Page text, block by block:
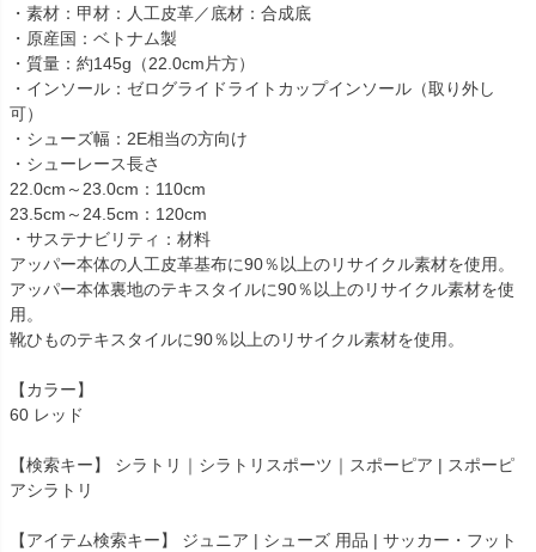
・素材：甲材：人工皮革／底材：合成底
・原産国：ベトナム製
・質量：約145g（22.0cm片方）
・インソール：ゼログライドライトカップインソール（取り外し
可）
・シューズ幅：2E相当の方向け
・シューレース長さ
22.0cm～23.0cm：110cm
23.5cm～24.5cm：120cm
・サステナビリティ：材料
アッパー本体の人工皮革基布に90％以上のリサイクル素材を使用。
アッパー本体裏地のテキスタイルに90％以上のリサイクル素材を使
用。
靴ひものテキスタイルに90％以上のリサイクル素材を使用。
【カラー】
60 レッド
【検索キー】 シラトリ｜シラトリスポーツ｜スポーピア | スポーピ
アシラトリ
【アイテム検索キー】 ジュニア | シューズ 用品 | サッカー・フット